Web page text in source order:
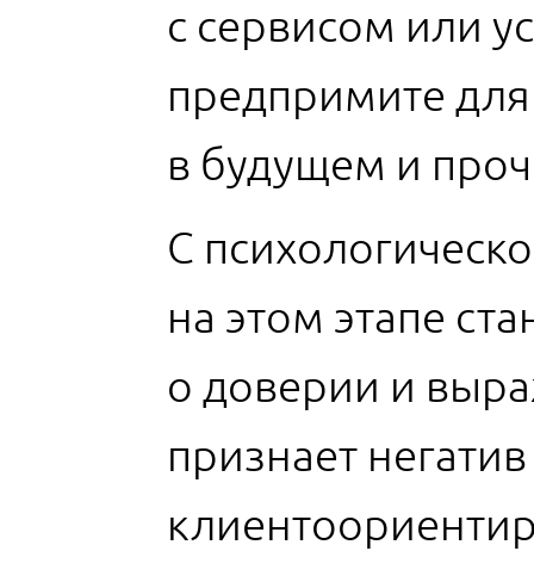
с сервисом или
предпримите
в будущем и
С
на этом этапе
о доверии и
признает